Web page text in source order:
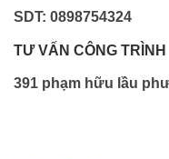
SDT: 0898754324
TƯ VẤN CÔNG TRÌNH
391 phạm hữu lầu